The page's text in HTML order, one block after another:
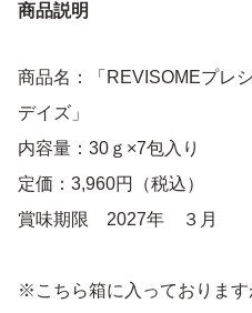
商品説明
商品名：「REVISOMEプレ
デイズ」
内容量：30ｇ×7包入り
定価：3,960円（税込）
賞味期限 2027年 ３月
※こちら箱に入っておりま